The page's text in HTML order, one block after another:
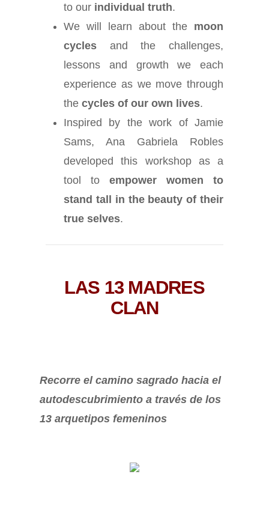
to our individual truth.
We will learn about the moon
cycles and the challenges,
lessons and growth we each
experience as we move through
thecycles of our own lives.
Inspired by the work of Jamie
Sams, Ana Gabriela Robles
developed this workshop as a
tool toempower women to
stand tall in the beauty of their
true selves.
LAS 13 MADRES
CLAN
Recorre el camino sagrado hacia el
autodescubrimiento a través de los
13 arquetipos femeninos